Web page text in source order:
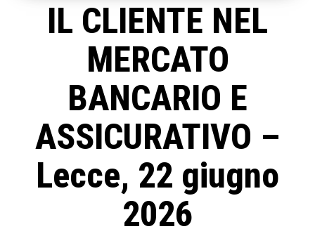
IL CLIENTE NEL
MERCATO
BANCARIO E
ASSICURATIVO –
Lecce, 22 giugno
2026